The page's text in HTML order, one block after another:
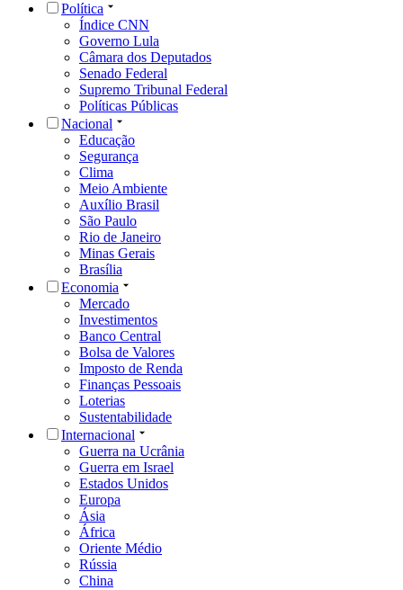
Política
Índice CNN
Governo Lula
Câmara dos Deputados
Senado Federal
Supremo Tribunal Federal
Políticas Públicas
Nacional
Educação
Segurança
Clima
Meio Ambiente
Auxílio Brasil
São Paulo
Rio de Janeiro
Minas Gerais
Brasília
Economia
Mercado
Investimentos
Banco Central
Bolsa de Valores
Imposto de Renda
Finanças Pessoais
Loterias
Sustentabilidade
Internacional
Guerra na Ucrânia
Guerra em Israel
Estados Unidos
Europa
Ásia
África
Oriente Médio
Rússia
China